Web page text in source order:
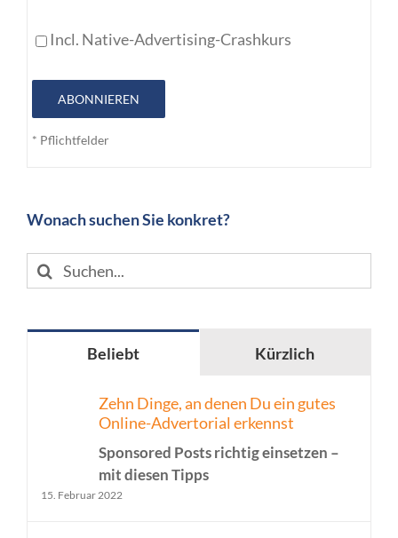
Incl. Native-Advertising-Crashkurs
ABONNIEREN
* Pflichtfelder
Wonach suchen Sie konkret?
Suche
nach:
Beliebt Kürzlich
Zehn Dinge, an denen Du ein gutes
Online-Advertorial erkennst
Sponsored Posts richtig einsetzen –
mit diesen Tipps
15. Februar 2022